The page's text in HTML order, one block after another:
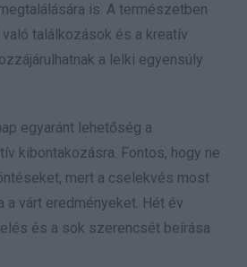
is. A természetben
találkozások és a kreatív
a lelki egyensúly
egyaránt lehetőség a
kibontakozásra. Fontos, hogy ne
mert a cselekvés most
a várt eredményeket. Hét év
és a sok szerencsét beírása